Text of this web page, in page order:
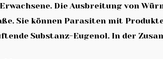
Die Ausbreitung von
Sie können Parasiten mit
Substanz-Eugenol. In der